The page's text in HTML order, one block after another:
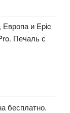
Европа и Epic
Печаль с
бесплатно.